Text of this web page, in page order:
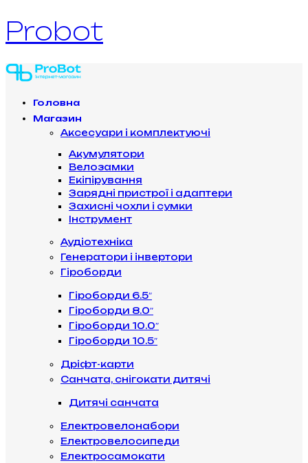
Probot
Головна
Магазин
Аксесуари і комплектуючі
Акумулятори
Велозамки
Екіпірування
Зарядні пристрої і адаптери
Захисні чохли і сумки
Інструмент
Аудіотехніка
Генератори і інвертори
Гіроборди
Гіроборди 6.5″
Гіроборди 8.0″
Гіроборди 10.0″
Гіроборди 10.5″
Дріфт-карти
Санчата, снігокати дитячі
Дитячі санчата
Електровелонабори
Електровелосипеди
Електросамокати